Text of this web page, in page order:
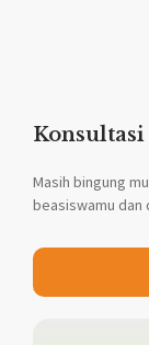
Konsultasi
Masih bingung
beasiswamu dan